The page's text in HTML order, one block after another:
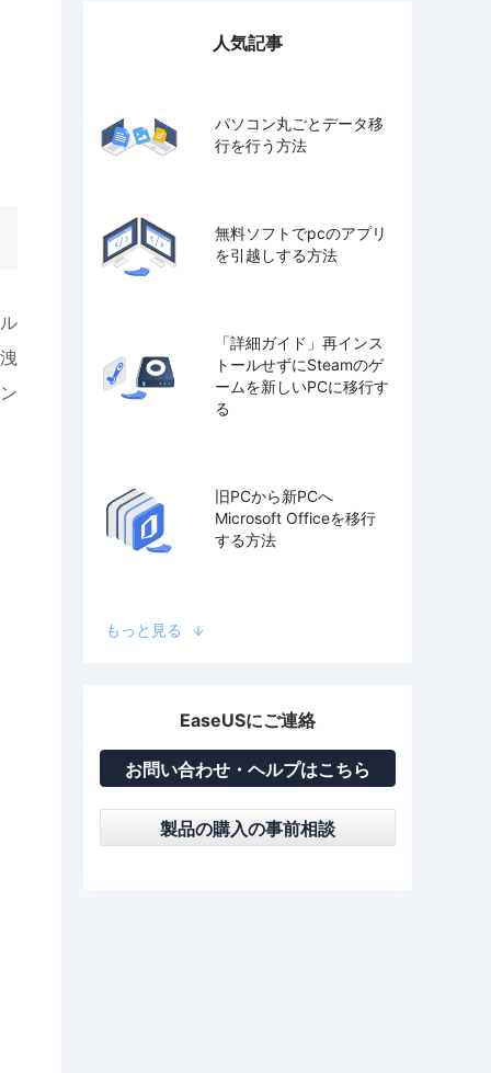
人気記事
パソコン丸ごとデータ移
行を行う方法
無料ソフトでpcのアプリ
を引越しする方法
「詳細ガイド」再インス
トールせずにSteamのゲ
ームを新しいPCに移行す
る
旧PCから新PCへ
Microsoft Officeを移行
する方法
もっと見る
EaseUSにご連絡
お問い合わせ・ヘルプはこちら
製品の購入の事前相談